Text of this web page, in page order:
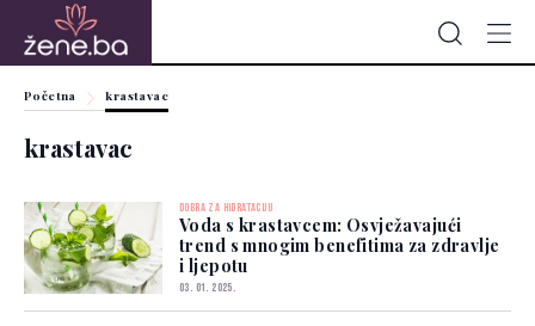
Početna krastavac
krastavac
DOBRA ZA HIDRATACIJU
Voda s krastavcem: Osvježavajući
trend s mnogim benefitima za zdravlje
i ljepotu
03. 01. 2025.